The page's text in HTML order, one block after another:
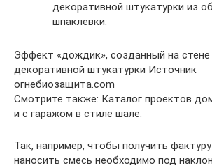
декоративной штукатурки из
шпаклевки.
Эффект «дождик», созданный на
декоративной штукатурки Источник
огнебиозащита.com
Смотрите также: Каталог проектов
и с гаражом в стиле шале.
Так, например, чтобы получить
наносить смесь необходимо под